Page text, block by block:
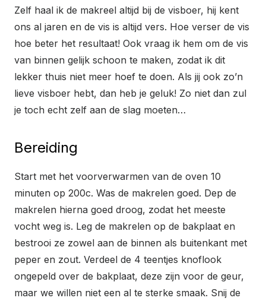
Zelf haal ik de makreel altijd bij de visboer, hij kent
ons al jaren en de vis is altijd vers. Hoe verser de vis
hoe beter het resultaat! Ook vraag ik hem om de vis
van binnen gelijk schoon te maken, zodat ik dit
lekker thuis niet meer hoef te doen. Als jij ook zo’n
lieve visboer hebt, dan heb je geluk! Zo niet dan zul
je toch echt zelf aan de slag moeten…
Bereiding
Start met het voorverwarmen van de oven 10
minuten op 200c. Was de makrelen goed. Dep de
makrelen hierna goed droog, zodat het meeste
vocht weg is. Leg de makrelen op de bakplaat en
bestrooi ze zowel aan de binnen als buitenkant met
peper en zout. Verdeel de 4 teentjes knoflook
ongepeld over de bakplaat, deze zijn voor de geur,
maar we willen niet een al te sterke smaak. Snij de